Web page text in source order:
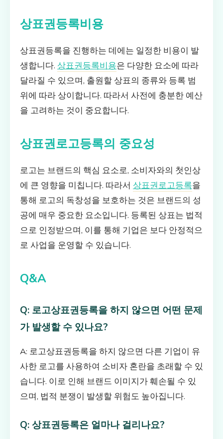
상표권등록비용
상표권등록을 진행하는 데에는 일정한 비용이 발
생합니다. 상표권등록비용은 다양한 요소에 따라
달라질 수 있으며, 출원할 상표의 종류와 등록 범
위에 따라 상이합니다. 따라서 사전에 충분한 예산
을 고려하는 것이 중요합니다.
상표권로고등록의 중요성
로고는 브랜드의 핵심 요소로, 소비자와의 첫인상
에 큰 영향을 미칩니다. 따라서 상표권로고등록을
통해 로고의 독창성을 보호하는 것은 브랜드의 성
공에 매우 중요한 요소입니다. 등록된 상표는 법적
으로 인정받으며, 이를 통해 기업은 보다 안정적으
로 사업을 운영할 수 있습니다.
Q&A
Q: 로고상표권등록을 하지 않으면 어떤 문제
가 발생할 수 있나요?
A: 로고상표권등록을 하지 않으면 다른 기업이 유
사한 로고를 사용하여 소비자 혼란을 초래할 수 있
습니다. 이로 인해 브랜드 이미지가 훼손될 수 있
으며, 법적 분쟁이 발생할 위험도 높아집니다.
Q: 상표권등록은 얼마나 걸리나요?